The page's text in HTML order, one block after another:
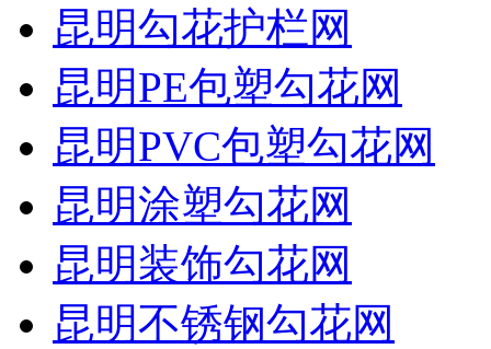
昆明勾花护栏网
昆明PE包塑勾花网
昆明PVC包塑勾花网
昆明涂塑勾花网
昆明装饰勾花网
昆明不锈钢勾花网